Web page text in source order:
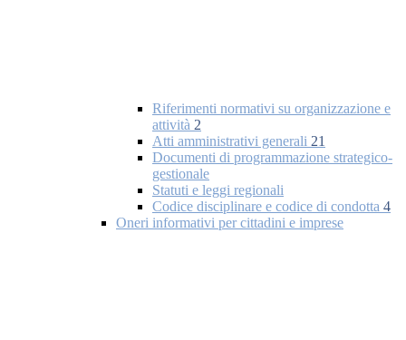
Riferimenti normativi su organizzazione e
attività 2
Atti amministrativi generali 21
Documenti di programmazione strategico-
gestionale
Statuti e leggi regionali
Codice disciplinare e codice di condotta 4
Oneri informativi per cittadini e imprese